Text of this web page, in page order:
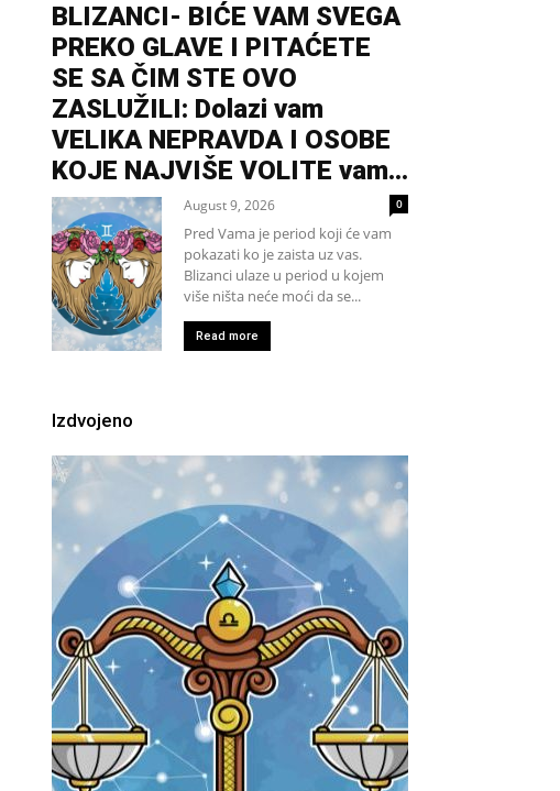
BLIZANCI- BIĆE VAM SVEGA
PREKO GLAVE I PITAĆETE
SE SA ČIM STE OVO
ZASLUŽILI: Dolazi vam
VELIKA NEPRAVDA I OSOBE
KOJE NAJVIŠE VOLITE vam...
August 9, 2026 0
Pred Vama je period koji će vam
pokazati ko je zaista uz vas.
Blizanci ulaze u period u kojem
više ništa neće moći da se...
Read more
Izdvojeno